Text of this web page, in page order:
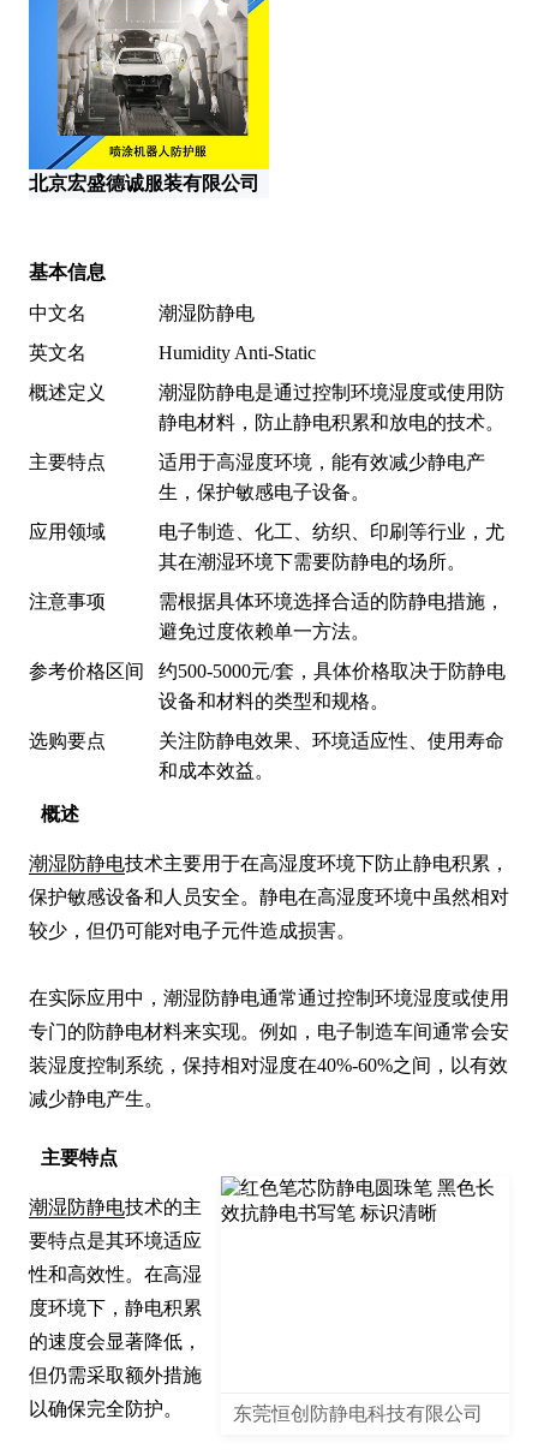
北京宏盛德诚服装有限公司
概述
潮湿防静电技术主要用于在高湿度环境下防止静电积累，
保护敏感设备和人员安全。静电在高湿度环境中虽然相对
较少，但仍可能对电子元件造成损害。
在实际应用中，潮湿防静电通常通过控制环境湿度或使用
专门的防静电材料来实现。例如，电子制造车间通常会安
装湿度控制系统，保持相对湿度在40%-60%之间，以有效
减少静电产生。
主要特点
东莞恒创防静电科技有限公司
潮湿防静电技术的主
要特点是其环境适应
性和高效性。在高湿
度环境下，静电积累
的速度会显著降低，
但仍需采取额外措施
以确保完全防护。
基本信息
中文名
潮湿防静电
英文名
Humidity Anti-Static
概述定义
潮湿防静电是通过控制环境湿度或使用防
静电材料，防止静电积累和放电的技术。
主要特点
适用于高湿度环境，能有效减少静电产
生，保护敏感电子设备。
应用领域
电子制造、化工、纺织、印刷等行业，尤
其在潮湿环境下需要防静电的场所。
注意事项
需根据具体环境选择合适的防静电措施，
避免过度依赖单一方法。
参考价格区间
约500-5000元/套，具体价格取决于防静电
设备和材料的类型和规格。
选购要点
关注防静电效果、环境适应性、使用寿命
和成本效益。